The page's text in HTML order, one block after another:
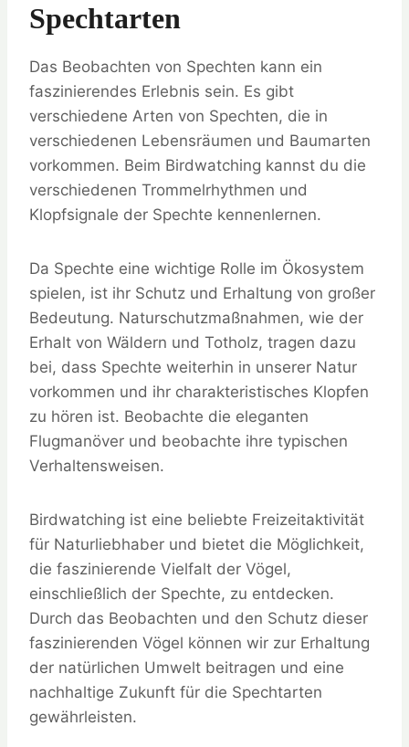
Spechtarten
Das Beobachten von Spechten kann ein
faszinierendes Erlebnis sein. Es gibt
verschiedene Arten von Spechten, die in
verschiedenen Lebensräumen und Baumarten
vorkommen. Beim Birdwatching kannst du die
verschiedenen Trommelrhythmen und
Klopfsignale der Spechte kennenlernen.
Da Spechte eine wichtige Rolle im Ökosystem
spielen, ist ihr Schutz und Erhaltung von großer
Bedeutung. Naturschutzmaßnahmen, wie der
Erhalt von Wäldern und Totholz, tragen dazu
bei, dass Spechte weiterhin in unserer Natur
vorkommen und ihr charakteristisches Klopfen
zu hören ist. Beobachte die eleganten
Flugmanöver und beobachte ihre typischen
Verhaltensweisen.
Birdwatching ist eine beliebte Freizeitaktivität
für Naturliebhaber und bietet die Möglichkeit,
die faszinierende Vielfalt der Vögel,
einschließlich der Spechte, zu entdecken.
Durch das Beobachten und den Schutz dieser
faszinierenden Vögel können wir zur Erhaltung
der natürlichen Umwelt beitragen und eine
nachhaltige Zukunft für die Spechtarten
gewährleisten.